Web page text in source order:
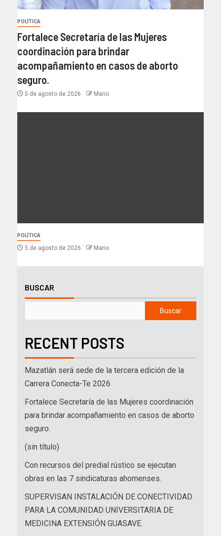
POLÍTICA
Fortalece Secretaría de las Mujeres
coordinación para brindar
acompañamiento en casos de aborto
seguro.
5 de agosto de 2026 Mario
POLÍTICA
5 de agosto de 2026 Mario
BUSCAR
Buscar
RECENT POSTS
Mazatlán será sede de la tercera edición de la
Carrera Conecta-Te 2026
Fortalece Secretaría de las Mujeres coordinación
para brindar acompañamiento en casos de aborto
seguro.
(sin título)
Con recursos del predial rústico se ejecutan
obras en las 7 sindicaturas ahomenses.
SUPERVISAN INSTALACIÓN DE CONECTIVIDAD
PARA LA COMUNIDAD UNIVERSITARIA DE
MEDICINA EXTENSIÓN GUASAVE.